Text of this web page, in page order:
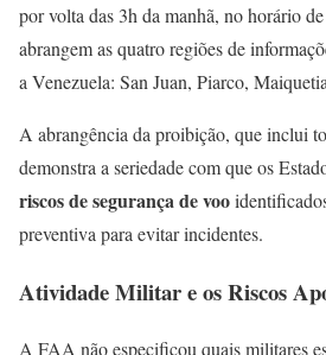
por volta das 3h da manhã, no horário
abrangem as quatro regiões de
a Venezuela: San Juan, Piarco,
A abrangência da proibição, que inclui
demonstra a seriedade com que os
riscos de segurança de voo
preventiva para evitar incidentes.
Atividade Militar e os Riscos
A FAA não especificou quais militares